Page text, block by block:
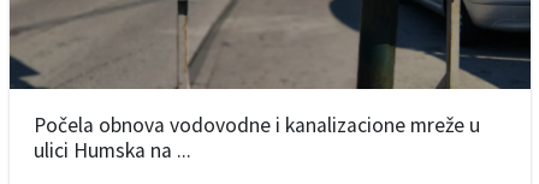
Počela obnova vodovodne i kanalizacione mreže u
ulici Humska na ...